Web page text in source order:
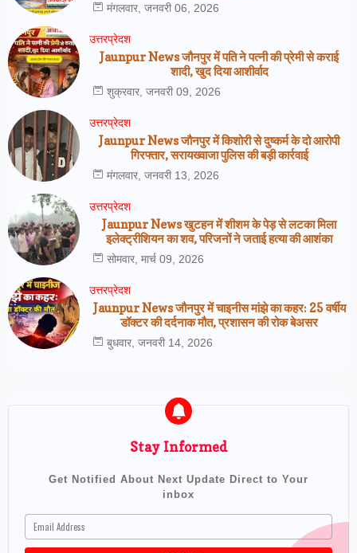
मंगलवार, जनवरी 06, 2026
उत्तरप्रेदश
Jaunpur News जौनपुर में पति ने पत्नी की प्रेमी से कराई
शादी, खुद दिया आशीर्वाद
शुक्रवार, जनवरी 09, 2026
उत्तरप्रेदश
Jaunpur News जौनपुर में किशोरी से दुष्कर्म के दो आरोपी
गिरफ्तार, सरायख्वाजा पुलिस की बड़ी कार्रवाई
मंगलवार, जनवरी 13, 2026
उत्तरप्रेदश
Jaunpur News खुटहन में शीशम के पेड़ से लटका मिला
इलेक्ट्रीशियन का शव, परिजनों ने जताई हत्या की आशंका
सोमवार, मार्च 09, 2026
उत्तरप्रेदश
Jaunpur News जौनपुर में चाइनीस मांझे का कहर: 25 वर्षीय
डॉक्टर की दर्दनाक मौत, प्रशासन की रोक बेअसर
बुधवार, जनवरी 14, 2026
Stay Informed
Get Notified About Next Update Direct to Your
inbox